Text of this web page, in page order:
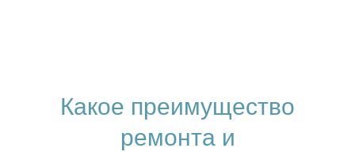
Какое преимущество
ремонта и